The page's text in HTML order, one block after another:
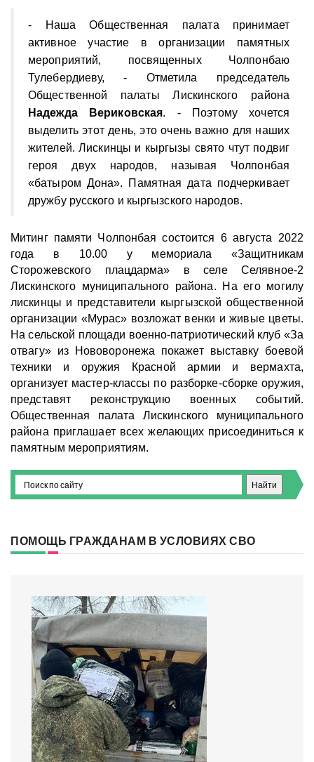
- Наша Общественная палата принимает
активное участие в организации памятных
мероприятий, посвященных Чолпонбаю
Тулебердиеву, - Отметила председатель
Общественной палаты Лискинского района
Надежда Вериковская. - Поэтому хочется
выделить этот день, это очень важно для наших
жителей. Лискинцы и кыргызы свято чтут подвиг
героя двух народов, называя Чолпонбая
«батыром Дона». Памятная дата подчеркивает
дружбу русского и кыргызского народов.
Митинг памяти Чолпонбая состоится 6 августа 2022
года в 10.00 у мемориала «Защитникам
Сторожевского плацдарма» в селе Селявное-2
Лискинского муниципального района. На его могилу
лискинцы и представители кыргызской общественной
организации «Мурас» возложат венки и живые цветы.
На сельской площади военно-патриотический клуб «За
отвагу» из Нововоронежа покажет выставку боевой
техники и оружия Красной армии и вермахта,
организует мастер-классы по разборке-сборке оружия,
представят реконструкцию военных событий.
Общественная палата Лискинского муниципального
района приглашает всех желающих присоединиться к
памятным мероприятиям.
ПОМОЩЬ ГРАЖДАНАМ В УСЛОВИЯХ СВО